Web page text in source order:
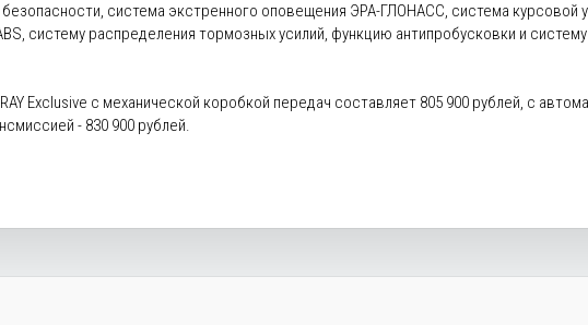
система экстренного оповещения ЭРА-ГЛОНАСС, система курсовой
систему распределения тормозных усилий, функцию антипробусковки и
Exclusive с механической коробкой передач составляет 805 900 рублей, с
- 830 900 рублей.